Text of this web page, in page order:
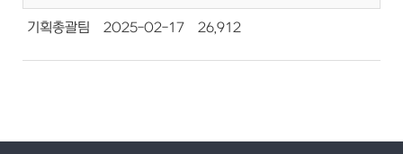
기획총괄팀 2025-02-17 26,912